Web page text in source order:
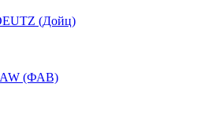
(Дойц)
(ФАВ)